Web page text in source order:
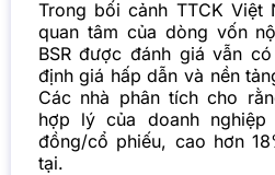
Trong bối cảnh TTCK Việt
quan tâm của dòng vốn
BSR được đánh giá vẫn
định giá hấp dẫn và nền
Các nhà phân tích cho
hợp lý của doanh
đồng/cổ phiếu, cao hơn
tại.